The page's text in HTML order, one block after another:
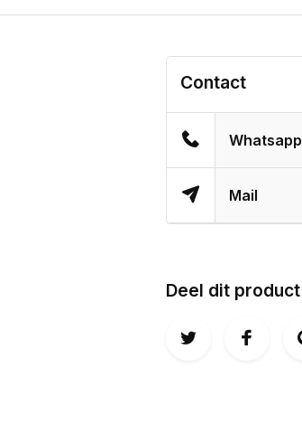
Contact
Whatsapp
Mail
Deel dit product